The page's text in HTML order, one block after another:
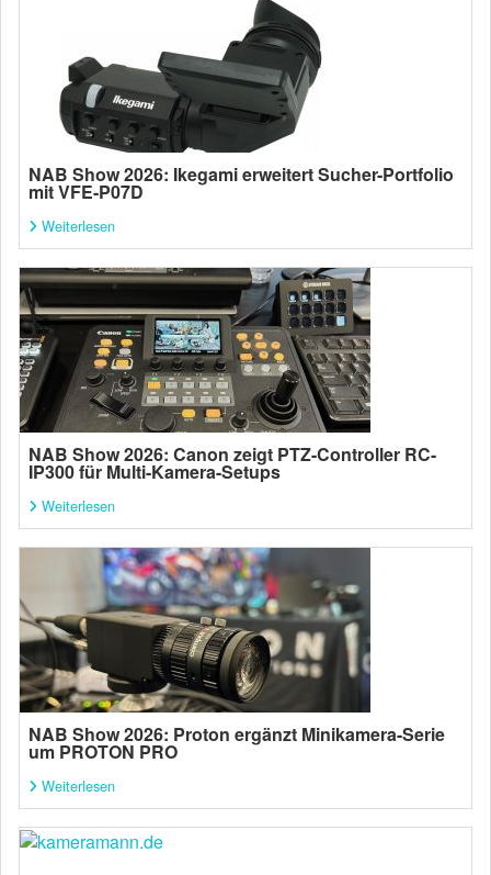
NAB Show 2026: Ikegami erweitert Sucher-Portfolio
mit VFE-P07D
Weiterlesen
NAB Show 2026: Canon zeigt PTZ-Controller RC-
IP300 für Multi-Kamera-Setups
Weiterlesen
NAB Show 2026: Proton ergänzt Minikamera-Serie
um PROTON PRO
Weiterlesen